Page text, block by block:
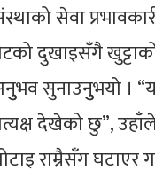
सेवा
दुखाइसँगै
सुनाउनुुभयो ।
देखेको छु”,
राम्रैसँग